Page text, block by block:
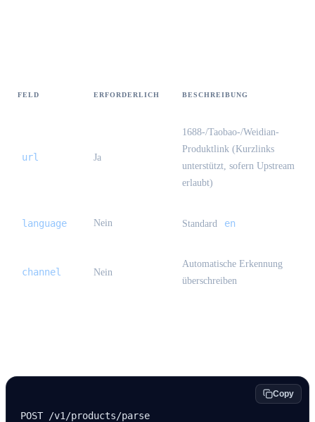
FELD ERFORDERLICH BESCHREIBUNG
url Ja
1688-/Taobao-/Weidian-
Produktlink (Kurzlinks
unterstützt, sofern Upstream
erlaubt)
language Nein Standard en
channel Nein
Automatische Erkennung
überschreiben
Copy
POST /v1 /products/parse